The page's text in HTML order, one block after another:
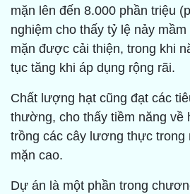
mặn lên đến 8.000 phần triệu
nghiệm cho thấy tỷ lệ nảy
mặn được cải thiện, trong khi
tục tăng khi áp dụng rộng rãi.
Chất lượng hạt cũng đạt các
thường, cho thấy tiềm năng về
trồng các cây lương thực trong
mặn cao.
Dự án là một phần trong